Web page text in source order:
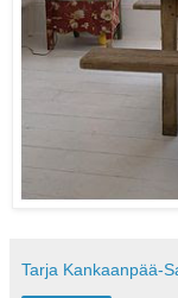
Tarja Kankaanpää-